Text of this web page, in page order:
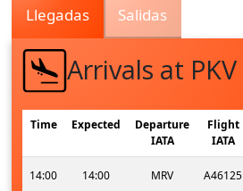
Llegadas Salidas
Arrivals at PKV
Time Expected
Departure
IATA
Flight
IATA
14:00 14:00 MRV A46125